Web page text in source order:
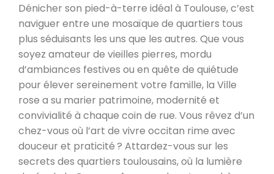
Dénicher son pied-à-terre idéal à Toulouse, c’est
naviguer entre une mosaïque de quartiers tous
plus séduisants les uns que les autres. Que vous
soyez amateur de vieilles pierres, mordu
d’ambiances festives ou en quête de quiétude
pour élever sereinement votre famille, la Ville
rose a su marier patrimoine, modernité et
convivialité à chaque coin de rue. Vous rêvez d’un
chez-vous où l’art de vivre occitan rime avec
douceur et praticité ? Attardez-vous sur les
secrets des quartiers toulousains, où la lumière